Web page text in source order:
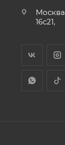
Москва
16с21,